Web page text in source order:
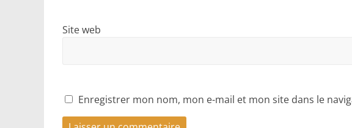
Site web
Enregistrer mon nom, mon e-mail et mon site dans le